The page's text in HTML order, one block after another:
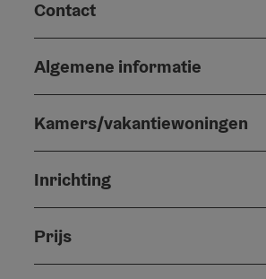
Contact
Algemene informatie
Kamers/vakantiewoningen
Inrichting
Prijs